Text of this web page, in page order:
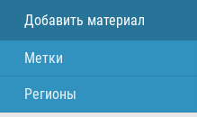
Добавить материал
Метки
Регионы